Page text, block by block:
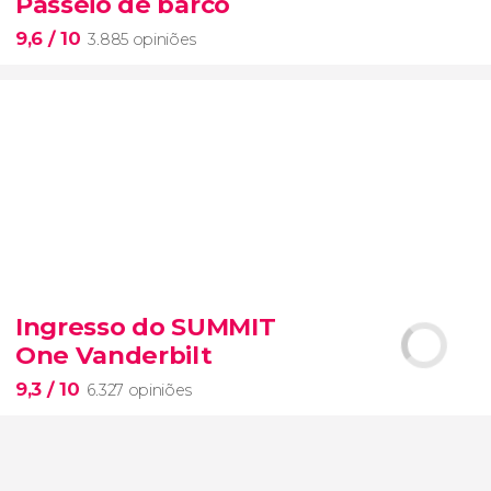
9,6 / 10 3.885 opiniões
excursão a Guatapé,
povoados mais bonitos da Colômbia
Ingresso do SUMMIT
One Vanderbilt
9,3 / 10 6.327 opiniões